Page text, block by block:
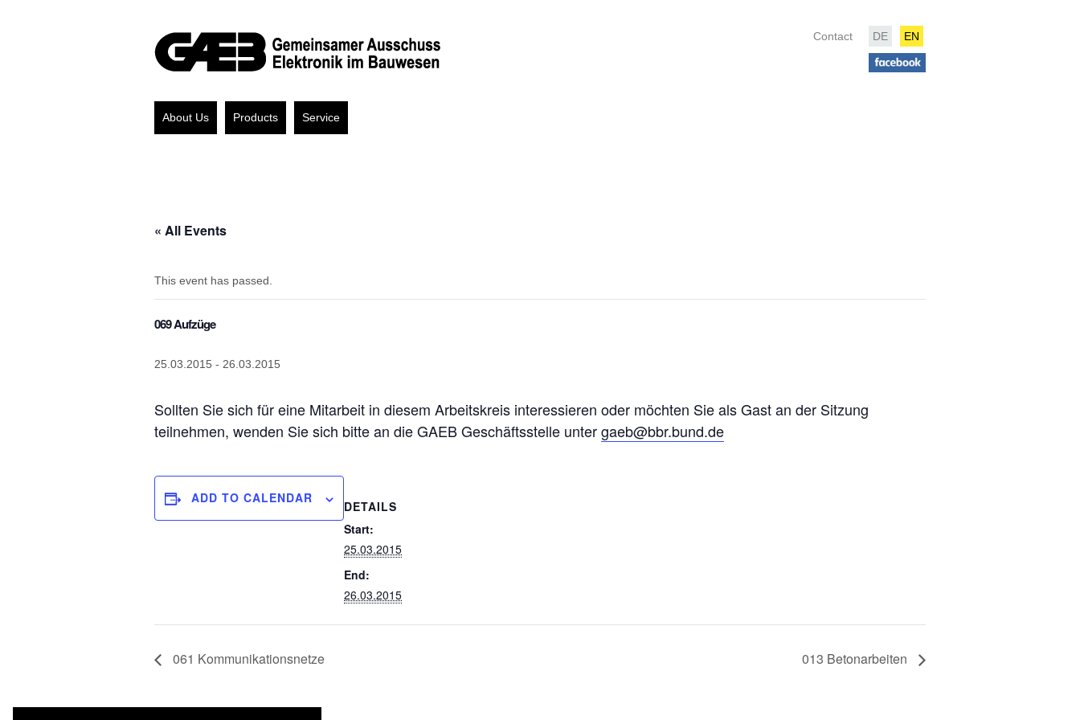
Contact DE EN
About Us Products Service
« All Events
This event has passed.
069 Aufzüge
25.03.2015 - 26.03.2015
Sollten Sie sich für eine Mitarbeit in diesem Arbeitskreis interessieren oder möchten Sie als Gast an der Sitzung
teilnehmen, wenden Sie sich bitte an die GAEB Geschäftsstelle untergaeb@bbr.bund.de
ADD TO CALENDAR
DETAILS
Start:
25.03.2015
End:
26.03.2015
061 Kommunikationsnetze 013 Betonarbeiten